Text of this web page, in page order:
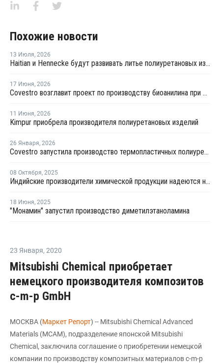
Похожие новости
13 Июля, 2026
Haitian и Hennecke будут развивать литье полиуретановых изделий для автопрома
17 Июня, 2026
Covestro возглавит проект по производству биоанилина при поддержке ЕС
11 Июня, 2026
Kimpur приобрела производителя полиуретановых изделий
26 Января, 2026
Covestro запустила производство термопластичных полиуретанов в Китае
08 Октября, 2025
Индийские производители химической продукции надеются на рост спроса после реформы налога на товары и услуги
18 Июня, 2025
"Монамин" запустил производство диметилэтаноламина
23 Января, 2020
Mitsubishi Chemical приобретает
немецкого производителя композитов
c-m-p GmbH
МОСКВА (Маркет Репорт) -- Mitsubishi Chemical Advanced
Materials (MCAM), подразделение японской Mitsubishi
Chemical, заключила соглашение о приобретении немецкой
компании по производству композитных материалов c-m-p